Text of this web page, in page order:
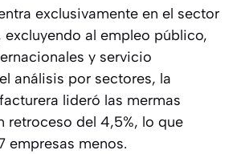
exclusivamente en el sector
al empleo público,
y servicio
análisis por sectores, la
lideró las mermas
retroceso del 4,5%, lo que
empresas menos.